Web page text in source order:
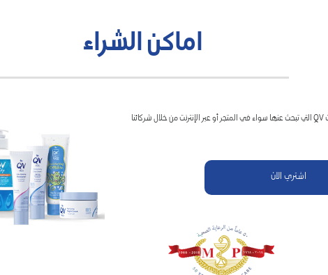
اماكن الشراء
ابحث عن منتجات QV التي تبحث عنها سواء في المتجر أو عبر الإنترنت من خلال شركائنا
اشتري الان